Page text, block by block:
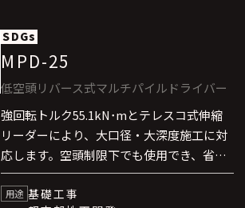
SDGs
MPD-25
低空頭リバース式マルチパイルドライバー
強回転トルク55.1kN･mとテレスコ式伸縮
リーダーにより、大口径・大深度施工に対
応します。空頭制限下でも使用でき、省ス
ペースなベースマシンにより都市部の狭隘
現場で高い施工効率と安定した作業性能を
用途 基礎工事